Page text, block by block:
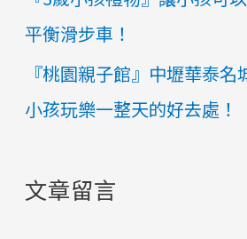
平衡滑步車！
『桃園親子館』中壢華泰
小孩玩樂一整天的好去處！
文章留言